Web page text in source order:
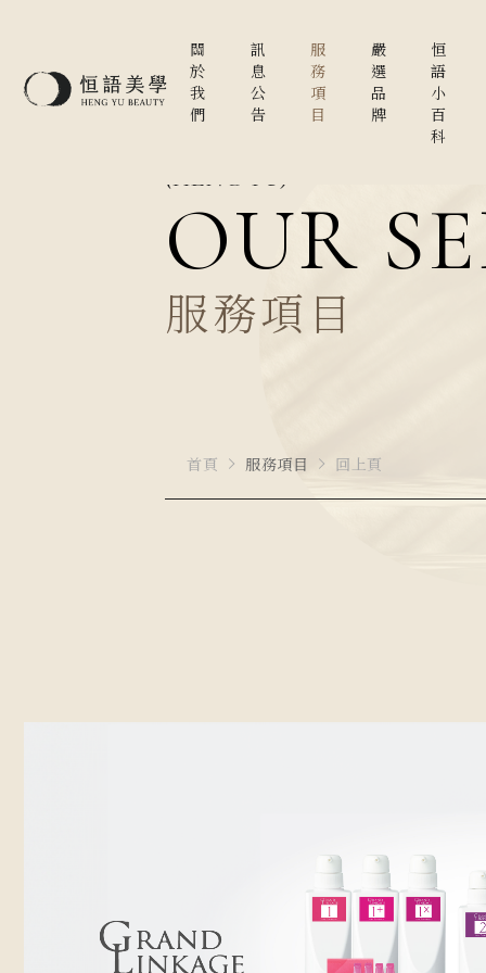
關
於
我
們
訊
息
公
告
服
務
項
目
嚴
選
品
牌
恒
語
小
百
科
(HENG YU)
OUR
服務項目
首頁 服務項目 回上頁